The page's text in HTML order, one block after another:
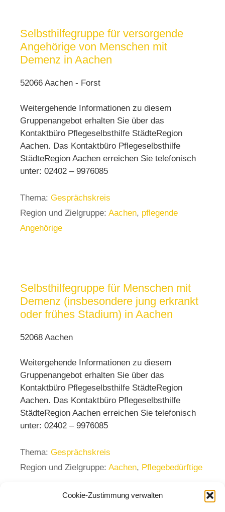
Cookie-Zustimmung verwalten
Selbsthilfegruppe für versorgende
Angehörige von Menschen mit
Demenz in Aachen
52066 Aachen - Forst
Weitergehende Informationen zu diesem
Gruppenangebot erhalten Sie über das
Kontaktbüro Pflegeselbsthilfe StädteRegion
Aachen. Das Kontaktbüro Pflegeselbsthilfe
StädteRegion Aachen erreichen Sie telefonisch
unter: 02402 – 9976085
Thema: Gesprächskreis
Region und Zielgruppe: Aachen, pflegende
Angehörige
Selbsthilfegruppe für Menschen mit
Demenz (insbesondere jung erkrankt
oder frühes Stadium) in Aachen
52068 Aachen
Weitergehende Informationen zu diesem
Gruppenangebot erhalten Sie über das
Kontaktbüro Pflegeselbsthilfe StädteRegion
Aachen. Das Kontaktbüro Pflegeselbsthilfe
StädteRegion Aachen erreichen Sie telefonisch
unter: 02402 – 9976085
Thema: Gesprächskreis
Region und Zielgruppe: Aachen, Pflegebedürftige